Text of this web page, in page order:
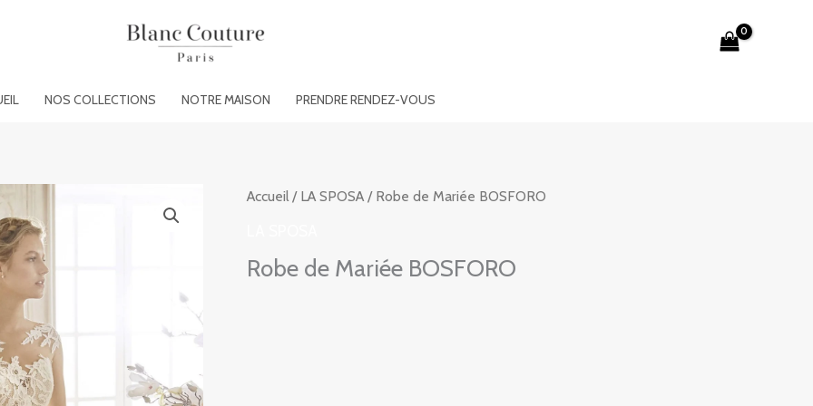
NOS COLLECTIONS NOTRE MAISON PRENDRE RENDEZ-VOUS
Accueil/ LA SPOSA / Robe de Mariée BOSFORO
Robe de Mariée BOSFORO